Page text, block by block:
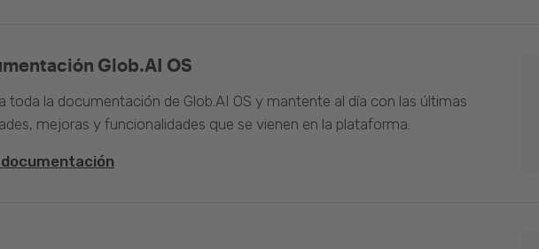
Glob.AI OS
toda la documentación de Glob.AI OS y mantente al día con las últimas
mejoras y funcionalidades que se vienen en la plataforma.